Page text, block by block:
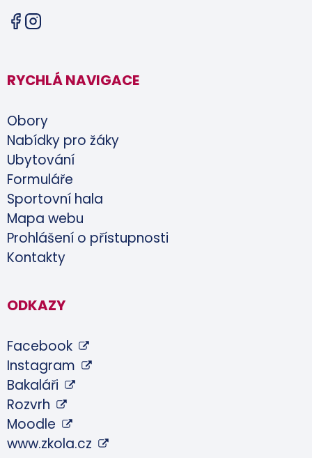
RYCHLÁ NAVIGACE
Obory
Nabídky pro žáky
Ubytování
Formuláře
Sportovní hala
Mapa webu
Prohlášení o přístupnosti
Kontakty
ODKAZY
Facebook
Instagram
Bakaláři
Rozvrh
Moodle
www.zkola.cz